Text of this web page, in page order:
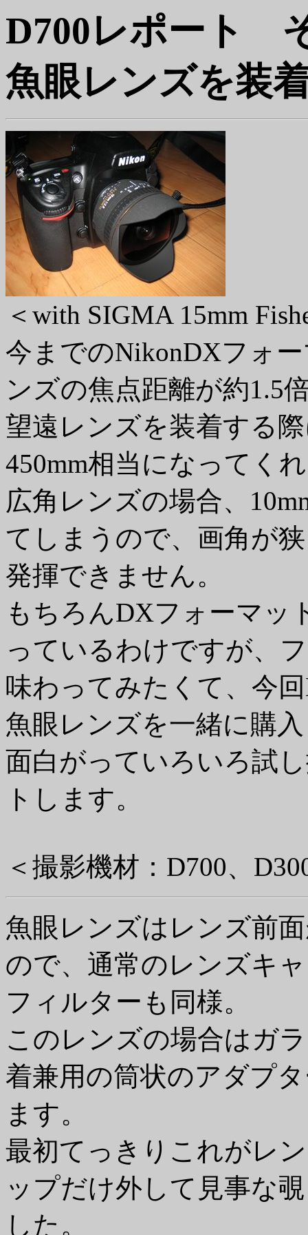
D700レポート
魚眼レンズを装
＜with SIGMA 15mm
今までのNikonDXフォ
ンズの焦点距離が約1.5
望遠レンズを装着する
450mm相当になってく
広角レンズの場合、
てしまうので、画角が
発揮できません。
もちろんDXフォーマッ
っているわけですが、
味わってみたくて、今
魚眼レンズを一緒に購
面白がっていろいろ試
トします。
＜撮影機材：D700、
魚眼レンズはレンズ前
ので、通常のレンズキ
フィルターも同様。
このレンズの場合はガ
着兼用の筒状のアダプ
ます。
最初てっきりこれがレ
ップだけ外して見事な
した。